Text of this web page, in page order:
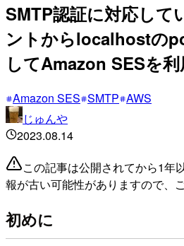
SMTP認証に対応して
ントからlocalhostの
してAmazon SESを
Amazon SES SMTP AWS
じゅんや
2023.08.14
この記事は公開されてから1年
報が古い可能性がありますので、
初めに